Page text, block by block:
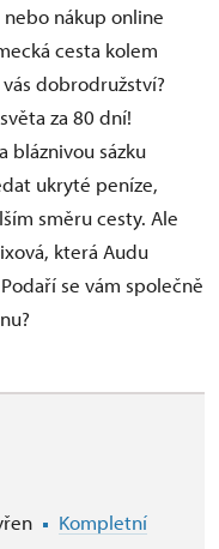
nákup online
cesta kolem
dobrodružství?
za 80 dní!
bláznivou sázku
ukryté peníze,
směru cesty. Ale
která Audu
se vám společně
Kompletní